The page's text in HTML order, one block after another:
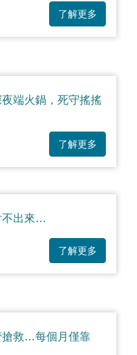
了解更多
端火鍋，死守搖搖
了解更多
不出來…
了解更多
搶救…每個月僅靠